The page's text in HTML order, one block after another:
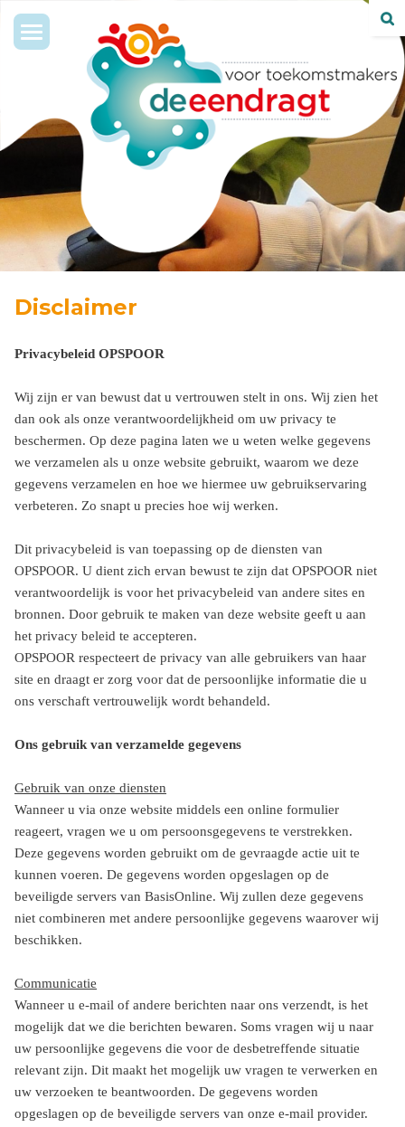
Toggle
navigation
Disclaimer
Privacybeleid OPSPOOR
Wij zijn er van bewust dat u vertrouwen stelt in ons. Wij zien het
dan ook als onze verantwoordelijkheid om uw privacy te
beschermen. Op deze pagina laten we u weten welke gegevens
we verzamelen als u onze website gebruikt, waarom we deze
gegevens verzamelen en hoe we hiermee uw gebruikservaring
verbeteren. Zo snapt u precies hoe wij werken.
Dit privacybeleid is van toepassing op de diensten van
OPSPOOR. U dient zich ervan bewust te zijn dat OPSPOOR niet
verantwoordelijk is voor het privacybeleid van andere sites en
bronnen. Door gebruik te maken van deze website geeft u aan
het privacy beleid te accepteren.
OPSPOOR respecteert de privacy van alle gebruikers van haar
site en draagt er zorg voor dat de persoonlijke informatie die u
ons verschaft vertrouwelijk wordt behandeld.
Ons gebruik van verzamelde gegevens
Gebruik van onze diensten
Wanneer u via onze website middels een online formulier
reageert, vragen we u om persoonsgegevens te verstrekken.
Deze gegevens worden gebruikt om de gevraagde actie uit te
kunnen voeren. De gegevens worden opgeslagen op de
beveiligde servers van BasisOnline. Wij zullen deze gegevens
niet combineren met andere persoonlijke gegevens waarover wij
beschikken.
Communicatie
Wanneer u e-mail of andere berichten naar ons verzendt, is het
mogelijk dat we die berichten bewaren. Soms vragen wij u naar
uw persoonlijke gegevens die voor de desbetreffende situatie
relevant zijn. Dit maakt het mogelijk uw vragen te verwerken en
uw verzoeken te beantwoorden. De gegevens worden
opgeslagen op de beveiligde servers van onze e-mail provider.